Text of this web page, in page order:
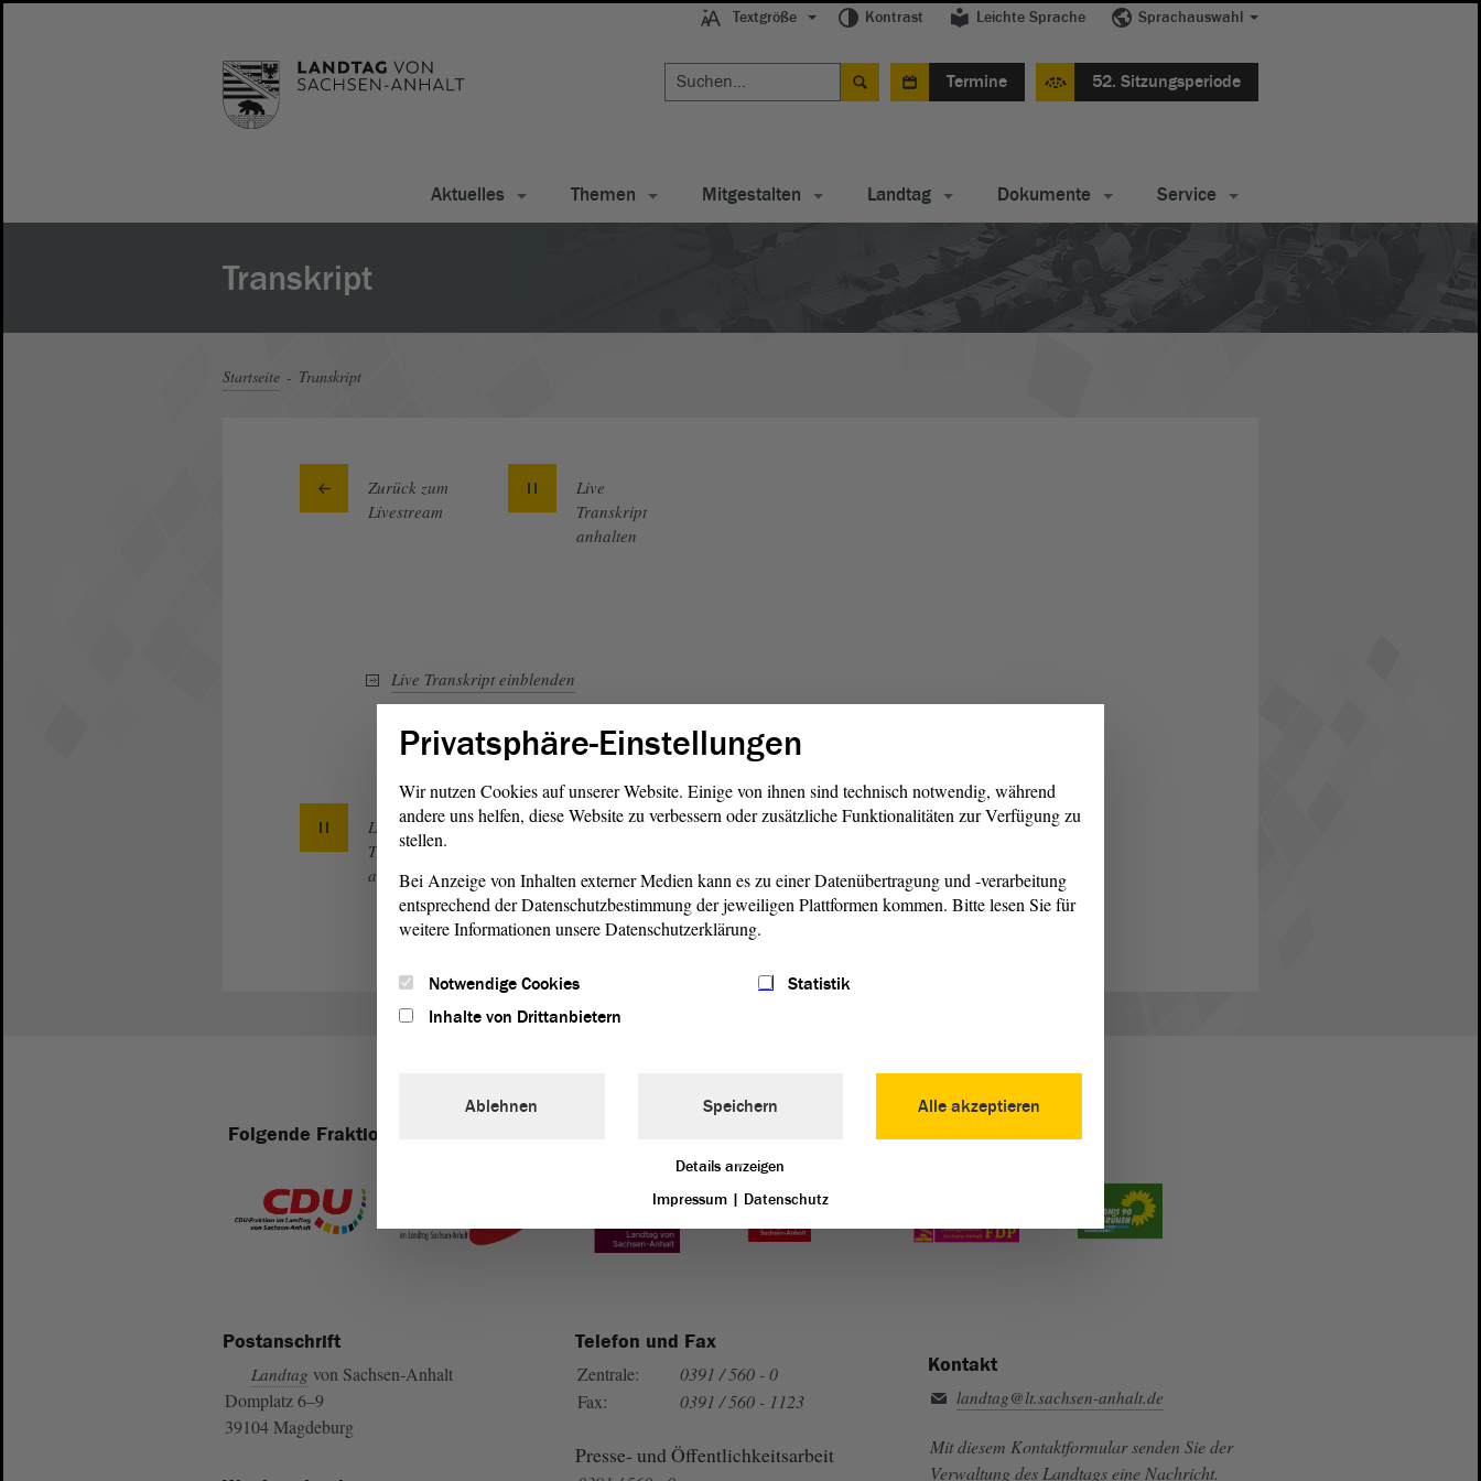
Textgröße Kontrast Leichte Sprache Sprachauswahl
Termine 52. Sitzungsperiode
Aktuelles Themen Mitgestalten Landtag Dokumente Service
Transkript
Startseite Transkript
Zurück zum
Livestream
Live
Transkript
anhalten
Live Transkript einblenden
Live
Transkript
anhalten
Zurück zum
Folgende Fraktionen sind im Landtag von Sachsen-Anhalt vertreten:
Postanschrift
Landtag von Sachsen-Anhalt
Domplatz 6–9
39104 Magdeburg
Telefon und Fax
Zentrale:
0391 / 560 - 0
Fax:
0391 / 560 - 1123
Presse- und Öffentlichkeitsarbeit
Kontakt
landtag@lt.sachsen-anhalt.de
Mit diesem Kontaktformular senden Sie der
Verwaltung des Landtags eine Nachricht.
Privatsphäre-Einstellungen
Wir nutzen Cookies auf unserer Website. Einige von ihnen sind technisch notwendig, während
andere uns helfen, diese Website zu verbessern oder zusätzliche Funktionalitäten zur Verfügung zu
stellen.
Bei Anzeige von Inhalten externer Medien kann es zu einer Datenübertragung und -verarbeitung
entsprechend der Datenschutzbestimmung der jeweiligen Plattformen kommen. Bitte lesen Sie für
weitere Informationen unsere Datenschutzerklärung.
Notwendige Cookies
Statistik
Inhalte von Drittanbietern
Alle akzeptieren
Ablehnen Speichern
Details anzeigen
Impressum | Datenschutz